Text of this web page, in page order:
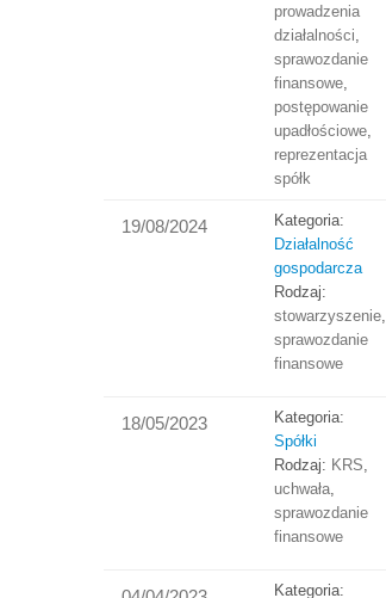
prowadzenia
działalności,
sprawozdanie
finansowe,
postępowanie
upadłościowe,
reprezentacja
spółk
19/08/2024
Kategoria:
Działalność
gospodarcza
Rodzaj:
stowarzyszenie,
sprawozdanie
finansowe
18/05/2023
Kategoria:
Spółki
Rodzaj: KRS,
uchwała,
sprawozdanie
finansowe
Kategoria: